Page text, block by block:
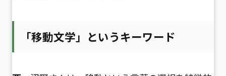
「移動文学」というキーワード